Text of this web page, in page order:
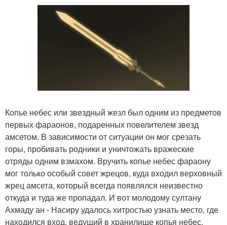
Копье небес или звездный жезл был одним из предметов
первых фараонов, подаренных повелителем звезд
амсетом. В зависимости от ситуации он мог срезать
горы, пробивать родники и уничтожать вражеские
отряды одним взмахом. Вручить копье небес фараону
мог только особый совет жрецов, куда входил верховный
жрец амсета, который всегда появлялся неизвестно
откуда и туда же пропадал. И вот молодому султану
Ахмаду ан - Насиру удалось хитростью узнать место, где
находился вход, ведущий в хранилище копья небес.